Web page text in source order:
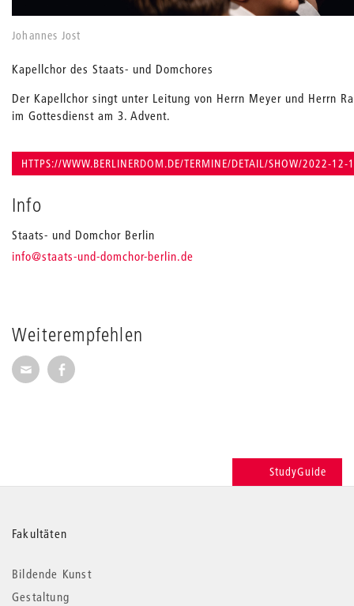
Weiterempfehlen
Seite per E-Mail weiterempfehlen
Seite auf Facebook weiterempfehlen
Johannes Jost
Kapellchor des Staats- und Domchores
Der Kapellchor singt unter Leitung von Herrn Meyer und Herrn
im Gottesdienst am 3. Advent.
HTTPS://WWW.BERLINERDOM.DE/TERMINE/DETAIL/SHOW/2022-12-
Info
Staats- und Domchor Berlin
info_
@staats-und-domchor-berlin.de
StudyGuide
Weitere
Informationen
Fakultäten
Bildende Kunst
Gestaltung